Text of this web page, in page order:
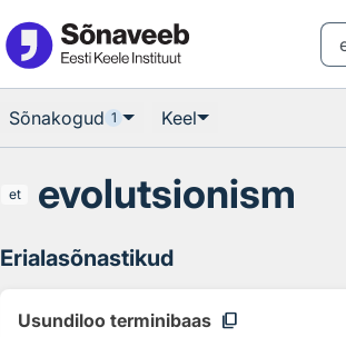
Sõnakogud 1 Keel
et evolutsionism
Erialasõnastikud
Usundiloo terminibaas content_copy